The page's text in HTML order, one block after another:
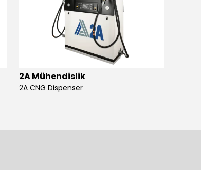
2A Mühendislik
2A CNG Dispenser